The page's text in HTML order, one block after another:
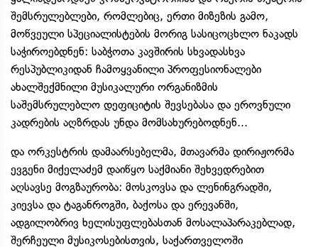
შემსრულებლები, რომლებიც, ერთი მიზეზის გამო,
მოწვეული სპეციალისტების მორიგ სასიცოცხლო ნაკადს
საჭიროებდნენ: საბჭოთა კავშირის სხვადასხვა
რესპუბლიკიდან ჩამოყვანილი პროფესიონალები
ახალშექმნილი მუსიკალური ორგანიზმის
საშემსრულებლო დეფიციტის შევსებასა და ეროვნული
კადრების აღზრდას უნდა მომსახურებოდნენ...
და ორკესტრის დამაარსებელმა, მთავარმა დირიჟორმა
ევგენი მიქელაძემ დაიწყო საქმიანი შეხვედრებით
აღსავსე მოგზაურობა: მოსკოვსა და ლენინგრადში,
კიევსა და ტაგანროგში, ბაქოსა და ერევანში,
ადგილობრივ ხელისუფლებასთან მოსალაპარაკებლად,
შერჩეული მუსიკოსებისთვის, საქართველოში